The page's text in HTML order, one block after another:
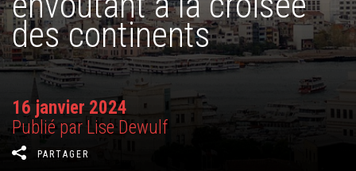
des continents
16 janvier 2024
Publié par Lise Dewulf
PARTAGER